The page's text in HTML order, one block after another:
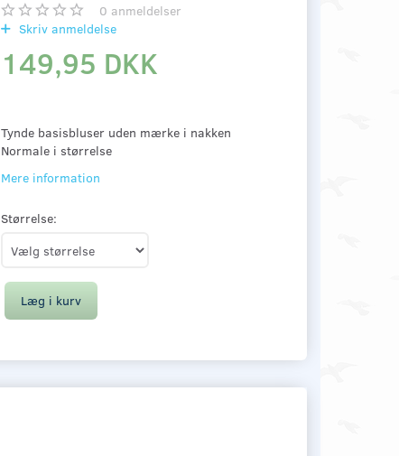
0 anmeldelser
Skriv anmeldelse
149,95 DKK
Tynde basisbluser uden mærke i nakken
Normale i størrelse
Mere information
Størrelse:
Læg i kurv